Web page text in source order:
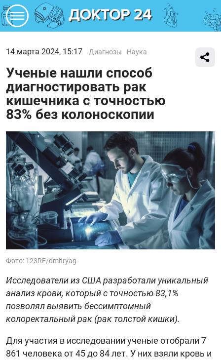
14 марта 2024, 15:17 Диагнозы Наука
Ученые нашли способ
диагностировать рак
кишечника с точностью
83% без колоноскопии
Фото: 123RF/dmitryag
Исследователи из США разработали уникальный
анализ крови, который с точностью 83,1%
позволял выявить бессимптомный
колоректальный рак (рак толстой кишки).
Для участия в исследовании ученые отобрали 7
861 человека от 45 до 84 лет. У них взяли кровь и